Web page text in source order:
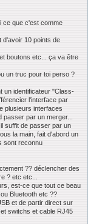
ce que c'est comme
d'avoir 10 points de
boutons etc... ça va être
un truc pour toi perso ?
un identificateur "Class-
l'interface par
plusieurs interfaces
par un merger...
suffit de passer par un
la main, fait d'abord un
sont reconnu
?? déclencher des
? etc etc...
est-ce que tout ce beau
Bluetooth etc ??
et de partir direct sur
switchs et cable RJ45